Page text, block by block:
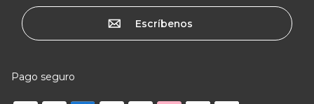
Escríbenos
Pago seguro